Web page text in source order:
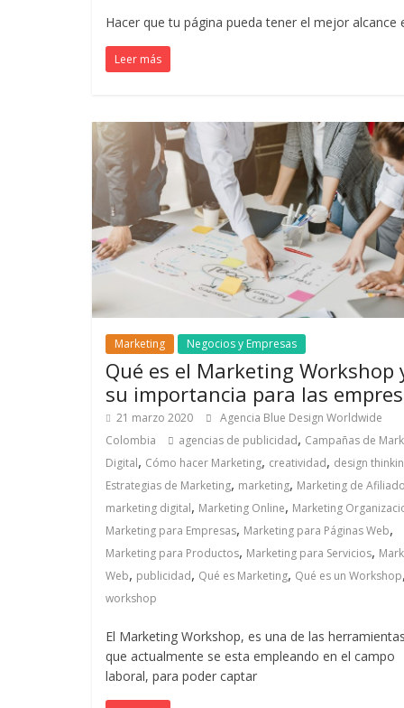
Magazine
Publicidad
y
Marketing
|
Noticias
de
Actualidad
y
Mercadeo
en
Colombia
|
Hacer que tu página pueda tener el mejor
Leer más
Marketing Negocios y Empresas
Qué es el Marketing Workshop
su importancia para las
21 marzo 2020
Agencia Blue Design Worldwide
Colombia
agencias de publicidad, Campañas de
Digital, Cómo hacer Marketing, creatividad, design
Estrategias de Marketing, marketing, Marketing de
marketing digital, Marketing Online, Marketing
Marketing para Empresas, Marketing para Páginas Web,
Marketing para Productos, Marketing para Servicios,
Web, publicidad, Qué es Marketing, Qué es un Workshop,
workshop
El Marketing Workshop, es una de las herramientas
que actualmente se esta empleando en el campo
laboral, para poder captar